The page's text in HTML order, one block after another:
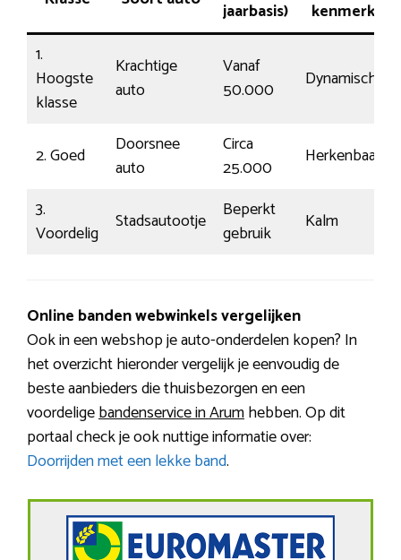
jaarbasis)
kenmerk
1.
Hoogste
klasse
Krachtige
auto
Vanaf
50.000
Dynamisch
2. Goed
Doorsnee
auto
Circa
25.000
Herkenbaar
3.
Voordelig
Stadsautootje
Beperkt
gebruik
Kalm
Online banden webwinkels vergelijken
Ook in een webshop je auto-onderdelen kopen? In
het overzicht hieronder vergelijk je eenvoudig de
beste aanbieders die thuisbezorgen en een
voordeligebandenservice in Arumhebben. Op dit
portaal check je ook nuttige informatie over:
Doorrijden met een lekke band.